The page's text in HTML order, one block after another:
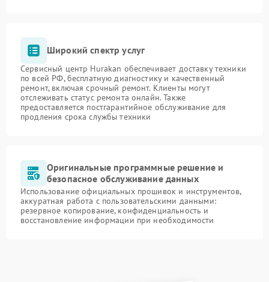
Широкий спектр услуг
Сервисный центр Hurakan обеспечивает доставку техники
по всей РФ, бесплатную диагностику и качественный
ремонт, включая срочный ремонт. Клиенты могут
отслеживать статус ремонта онлайн. Также
предоставляется постгарантийное обслуживание для
продления срока службы техники
Оригинальные программные решение и
безопасное обслуживание данных
Использование официальных прошивок и инструментов,
аккуратная работа с пользовательскими данными:
резервное копирование, конфиденциальность и
восстановление информации при необходимости